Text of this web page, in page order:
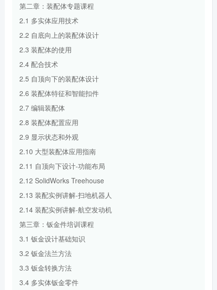
第二章：装配体专题课程
2.1 多实体应用技术
2.2 自底向上的装配体设计
2.3 装配体的使用
2.4 配合技术
2.5 自顶向下的装配体设计
2.6 装配体特征和智能扣件
2.7 编辑装配体
2.8 装配体配置应用
2.9 显示状态和外观
2.10 大型装配体应用指南
2.11 自顶向下设计-功能布局
2.12 SolidWorks Treehouse
2.13 装配实例讲解-扫地机器人
2.14 装配实例讲解-航空发动机
第三章：钣金件培训课程
3.1 钣金设计基础知识
3.2 钣金法兰方法
3.3 钣金转换方法
3.4 多实体钣金零件